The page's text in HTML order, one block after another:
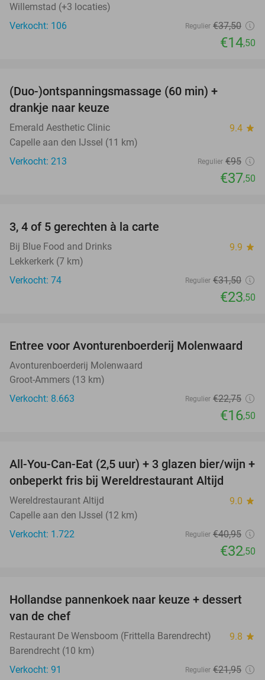
Willemstad (+3 locaties)
Verkocht: 106
Regulier €37,50
€14,50
(Duo-)ontspanningsmassage (60 min) +
drankje naar keuze
Emerald Aesthetic Clinic 9.4 star
Capelle aan den IJssel (11 km)
Verkocht: 213
Regulier €95
€37,50
3, 4 of 5 gerechten à la carte
Bij Blue Food and Drinks 9.9 star
Lekkerkerk (7 km)
Verkocht: 74
Regulier €31,50
€23,50
27%
Entree voor Avonturenboerderij Molenwaard
Avonturenboerderij Molenwaard
Groot-Ammers (13 km)
Verkocht: 8.663
Regulier €22,75
€16,50
21%
All-You-Can-Eat (2,5 uur) + 3 glazen bier/wijn +
onbeperkt fris bij Wereldrestaurant Altijd
Wereldrestaurant Altijd 9.0 star
Capelle aan den IJssel (12 km)
Verkocht: 1.722
Regulier €40,95
€32,50
34%
Hollandse pannenkoek naar keuze + dessert
van de chef
Restaurant De Wensboom (Frittella Barendrecht) 9.8 star
Barendrecht (10 km)
Verkocht: 91
Regulier €21,95